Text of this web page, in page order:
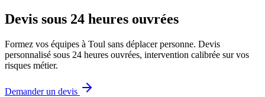
Devis sous 24 heures ouvrées
Formez vos équipes à Toul sans déplacer personne. Devis
personnalisé sous 24 heures ouvrées, intervention calibrée sur vos
risques métier.
Demander un devis